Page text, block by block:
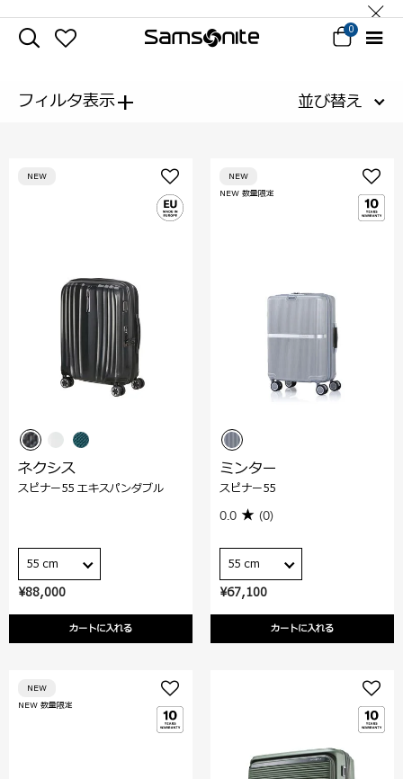
0
フィルタ表示+ 並び替え
¥88,000
カートに入れる
NEW
ネクシス
スピナー55 エキスパンダブル
55 cm
¥67,100
カートに入れる
NEW 数量限定
NEW
ミンター
スピナー55
0.0 (0)
55 cm
NEW 数量限定
NEW